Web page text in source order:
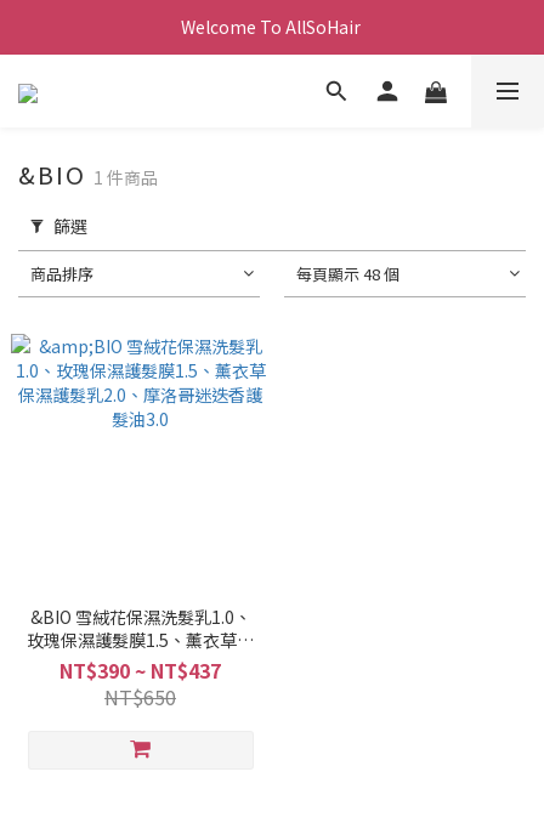
Welcome To AllSoHair
&BIO 1 件商品
篩選
商品排序 每頁顯示 48 個
&BIO 雪絨花保濕洗髮乳1.0、
玫瑰保濕護髮膜1.5、薰衣草保
濕護髮乳2.0、摩洛哥迷迭香護
髮油3.0
NT$390 ~ NT$437
NT$650